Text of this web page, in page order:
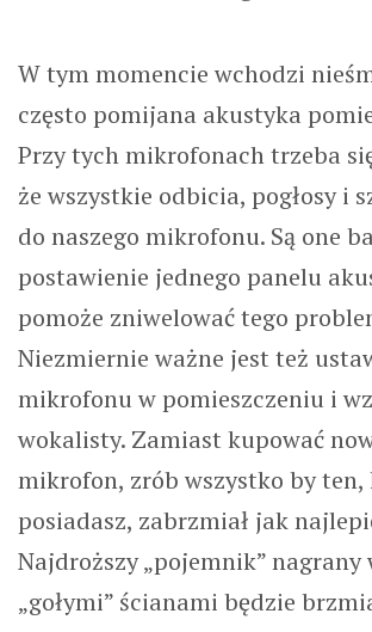
W tym momencie wchodzi
często pomijana akustyka
Przy tych mikrofonach trzeba
że wszystkie odbicia, pogłosy i
do naszego mikrofonu. Są one
postawienie jednego panelu
pomoże zniwelować tego
Niezmiernie ważne jest też
mikrofonu w pomieszczeniu i
wokalisty. Zamiast kupować
mikrofon, zrób wszystko by
posiadasz, zabrzmiał jak
Najdroższy „pojemnik” nagrany
„gołymi” ścianami będzie